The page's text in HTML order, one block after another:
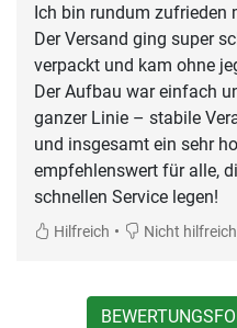
Ich bin rundum zufrieden
Der Versand ging super
verpackt und kam ohne
Der Aufbau war einfach
ganzer Linie – stabile
und insgesamt ein sehr
empfehlenswert für alle,
Hilfreich • Nicht hilfreich